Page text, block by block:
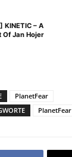
KINETIC – A
Of Jan Hojer
PlanetFear
PlanetFear